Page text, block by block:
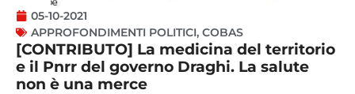
05-10-2021
APPROFONDIMENTI POLITICI, COBAS
[CONTRIBUTO] La medicina del territorio
e il Pnrr del governo Draghi. La salute
non è una merce